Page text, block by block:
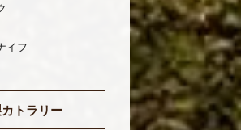
イフ
トラリー